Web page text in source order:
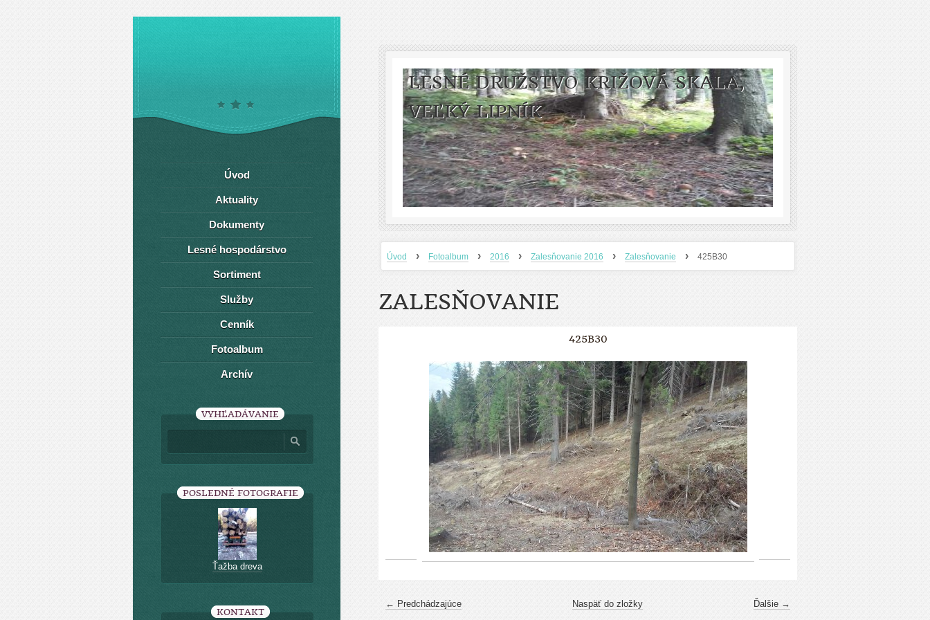
LESNÉ DRUŽSTVO KRIŽOVÁ SKALA,
VEĽKÝ LIPNÍK
Úvod › Fotoalbum › 2016 › Zalesňovanie 2016 › Zalesňovanie › 425B30
ZALESŇOVANIE
425B30
← Predchádzajúce Ďalšie →
Naspäť do zložky
Úvod
Aktuality
Dokumenty
Lesné hospodárstvo
Sortiment
Služby
Cenník
Fotoalbum
Archív
VYHĽADÁVANIE
POSLEDNÉ FOTOGRAFIE
Ťažba dreva
KONTAKT